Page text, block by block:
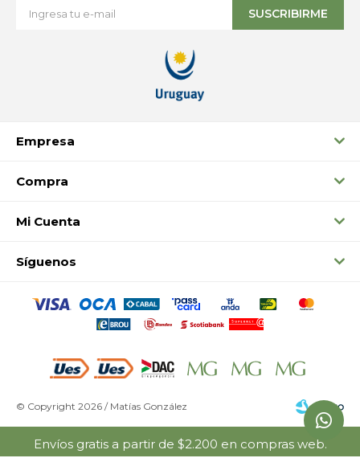
Empresa
Compra
Mi Cuenta
Síguenos
SUSCRIBIRME
© Copyright 2026 / Matías González
Envíos gratis a partir de $2.200 en compras web.